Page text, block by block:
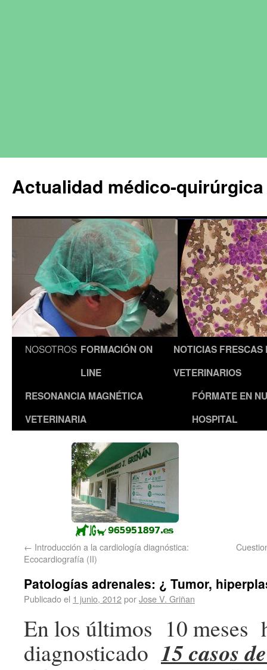
Actualidad médico-
NOSOTROS FORMACIÓN ON
LINE
NOTICIAS FRESCAS
VETERINARIOS
RESONANCIA MAGNÉTICA
VETERINARIA
FÓRMATE EN
HOSPITAL
← Introducción a la cardiología diagnóstica:
Ecocardiografía (II)
Patologías adrenales: ¿ Tumor,
Publicado el 1 junio, 2012porJose V. Griñan
En los últimos 10 meses
diagnosticado 15 casos